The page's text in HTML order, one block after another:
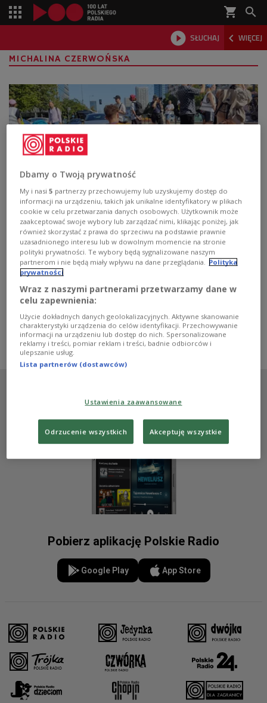
shopping_cart 
 SŁUCHAJ  WIĘCEJ

MICHALINA CZERWOŃSKA
Obywatelskie nieposłuszeństwo –
skuteczny sposób na zmiany?
Feministki, Afroamerykanie, górnicy, rolnicy, a ostatnio
także działacze proekologiczni – wszystkie te grupy
społeczne jako metodę walki o swoje postulaty przyjęły
nieposłuszeństwo obywatelskie. Czy jest ono skuteczne
i jak odbiera takie działania ogół społeczeństwa? O tym
m.in. rozmawiano w "Klubie Trójki".
Zobacz więcej na temat:Trójka Paulina Wilk Jarosław Kuisz
Gabriela Wilczyńska protest Ostatnie Pokolenie
Pobierz aplikację Polskie Radio
Google Play App Store
Dbamy o Twoją prywatność
My i nasi5 partnerzy przechowujemy lub uzyskujemy dostęp do
informacji na urządzeniu, takich jak unikalne identyfikatory w plikach
cookie w celu przetwarzania danych osobowych. Użytkownik może
zaakceptować swoje wybory lub zarządzać nimi, klikając poniżej, jak
również skorzystać z prawa do sprzeciwu na podstawie prawnie
uzasadnionego interesu lub w dowolnym momencie na stronie
polityki prywatności. Te wybory będą sygnalizowane naszym
partnerom i nie będą miały wpływu na dane przeglądania.
Polityka
prywatności
Wraz z naszymi partnerami przetwarzamy dane w
celu zapewnienia:
Użycie dokładnych danych geolokalizacyjnych. Aktywne skanowanie
charakterystyki urządzenia do celów identyfikacji. Przechowywanie
informacji na urządzeniu lub dostęp do nich. Spersonalizowane
reklamy i treści, pomiar reklam i treści, badnie odbiorców i
ulepszanie usług.
Lista partnerów (dostawców)
Ustawienia zaawansowane
Odrzucenie wszystkich Akceptuję wszystkie